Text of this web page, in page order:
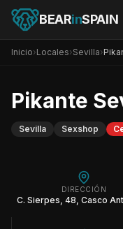
BEARinSPAIN
Inicio›Locales›Sevilla›
Pikante
Sevilla Sexshop
DIRECCIÓN